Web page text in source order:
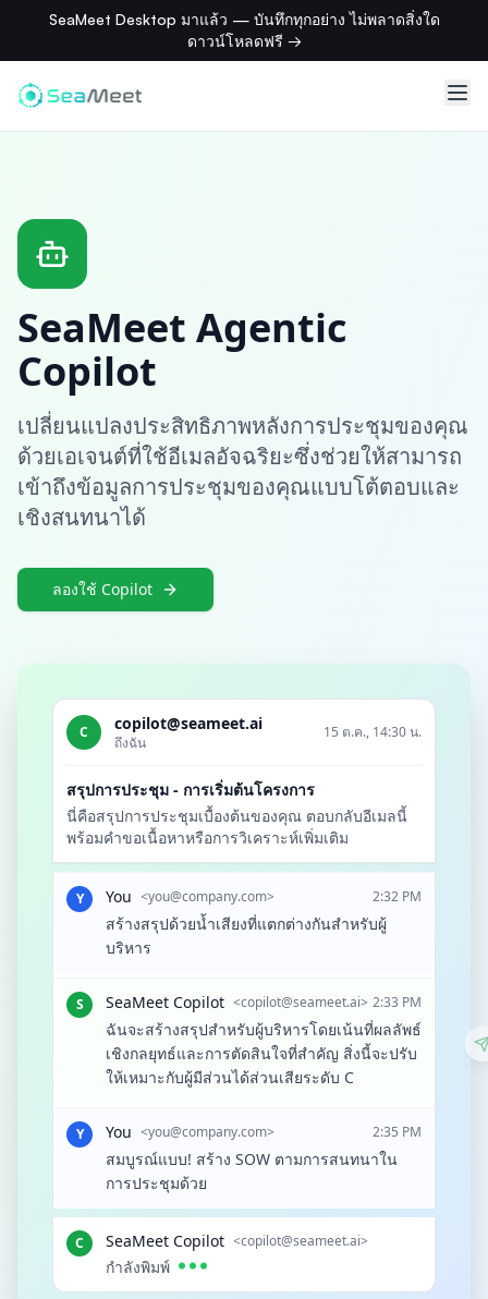
SeaMeet Desktop มาแล้ว — บันทึกทุกอย่าง ไม่พลาดสิ่งใด
ดาวน์โหลดฟรี →
SeaMeet Agentic
Copilot
เปลี่ยนแปลงประสิทธิภาพหลังการประชุมของคุณ
ด้วยเอเจนต์ที่ใช้อีเมลอัจฉริยะซึ่งช่วยให้สามารถ
เข้าถึงข้อมูลการประชุมของคุณแบบโต้ตอบและ
เชิงสนทนาได้
ลองใช้ Copilot
C copilot@seameet.ai
ถึงฉัน
15 ต.ค., 14:30 น.
สรุปการประชุม - การเริ่มต้นโครงการ
นี่คือสรุปการประชุมเบื้องต้นของคุณ ตอบกลับอีเมลนี้
พร้อมคำขอเนื้อหาหรือการวิเคราะห์เพิ่มเติม
Y You <you@company.com> 2:32 PM
สร้างสรุปด้วยน้ำเสียงที่แตกต่างกันสำหรับผู้
บริหาร
S SeaMeet Copilot <copilot@seameet.ai> 2:33 PM
ฉันจะสร้างสรุปสำหรับผู้บริหารโดยเน้นที่ผลลัพธ์
เชิงกลยุทธ์และการตัดสินใจที่สำคัญ สิ่งนี้จะปรับ
ให้เหมาะกับผู้มีส่วนได้ส่วนเสียระดับ C
Y You <you@company.com> 2:35 PM
สมบูรณ์แบบ! สร้าง SOW ตามการสนทนาใน
การประชุมด้วย
C SeaMeet Copilot <copilot@seameet.ai>
กำลังพิมพ์